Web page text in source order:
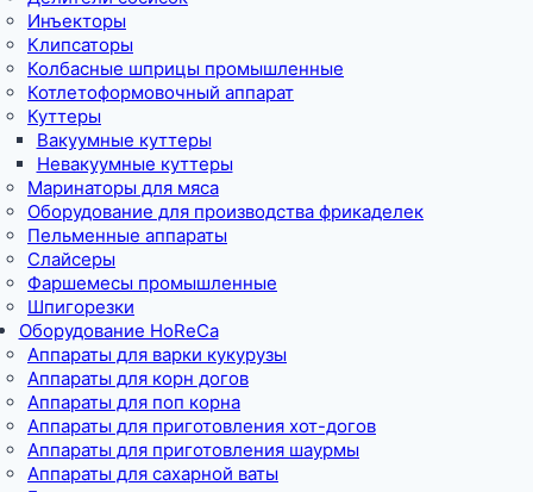
Инъекторы
Клипсаторы
Колбасные шприцы промышленные
Котлетоформовочный аппарат
Куттеры
Вакуумные куттеры
Невакуумные куттеры
Маринаторы для мяса
Оборудование для производства фрикаделек
Пельменные аппараты
Слайсеры
Фаршемесы промышленные
Шпигорезки
Оборудование HoReCa
Аппараты для варки кукурузы
Аппараты для корн догов
Аппараты для поп корна
Аппараты для приготовления хот-догов
Аппараты для приготовления шаурмы
Аппараты для сахарной ваты